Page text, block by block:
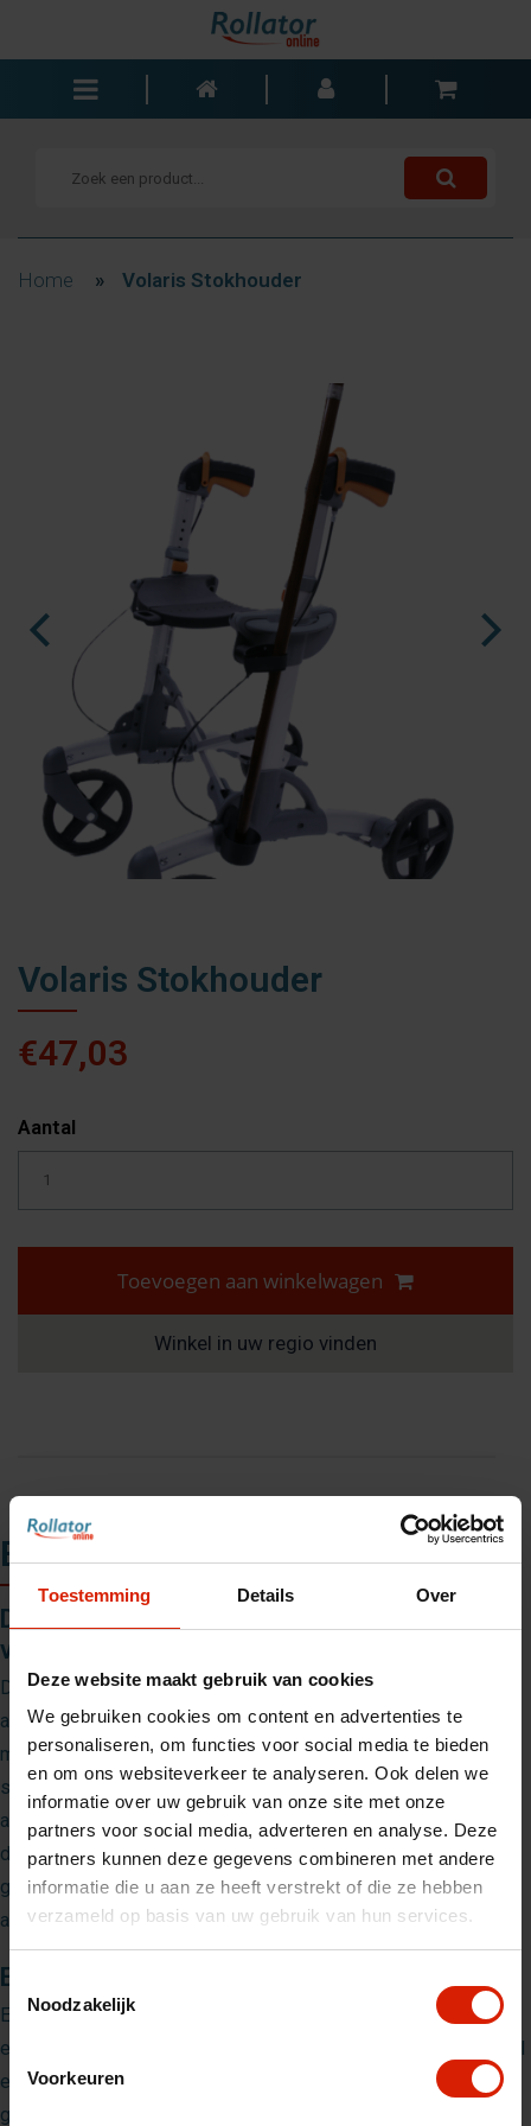
Toestemming Details Over
Deze website maakt gebruik van cookies
We gebruiken cookies om content en advertenties te
personaliseren, om functies voor social media te bieden
en om ons websiteverkeer te analyseren. Ook delen we
informatie over uw gebruik van onze site met onze
partners voor social media, adverteren en analyse. Deze
partners kunnen deze gegevens combineren met andere
informatie die u aan ze heeft verstrekt of die ze hebben
verzameld op basis van uw gebruik van hun services.
Toestemmingsselectie
Noodzakelijk
Voorkeuren
Rolstoelen
Home » Volaris Stokhouder
Volaris Stokhouder
€47,03
Aantal
Toevoegen aan winkelwagen
Winkel in uw regio vinden
Beschrijving
De
voor elke Rollator
De Volarisstokhouder is een innovatieve en functionele
accessoire. Ontworpen voor gebruikers van rollators die hun
mobiliteitshulpmiddelen veilig willen meenemen. Deze
stokhouder biedt een ideale oplossing voor mensen die
afhankelijk zijn van krukken of wandelstokken. En zorgt ervoor
dat ze altijd binnen handbereik zijn. Met een focus op
gebruiksgemak en stijl. De stokhouder is een waardevolle
aanvulling op elke rollator.
Eenvoudige en toegankelijke bevestiging
Een van de belangrijkste kenmerken van de stokhouder is de
eenvoudige bevestiging aan de rollator. De stokhouder kan snel
en zonder gereedschap worden gemonteerd. Wat betekent dat
gebruikers zich geen zorgen hoeven te maken over